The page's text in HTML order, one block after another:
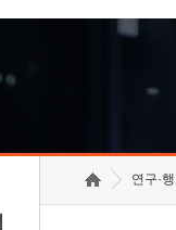
연구·